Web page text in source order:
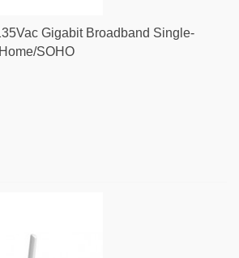
Gigabit Broadband Single-
SOHO